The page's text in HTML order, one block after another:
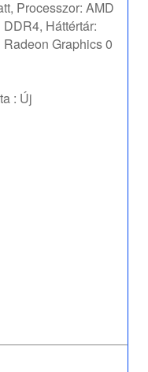
Processzor: AMD
Háttértár:
Graphics 0
: Új